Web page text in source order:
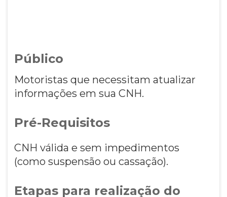
Público
Motoristas que necessitam atualizar
informações em sua CNH.
Pré-Requisitos
CNH válida e sem impedimentos
(como suspensão ou cassação).
Etapas para realização do